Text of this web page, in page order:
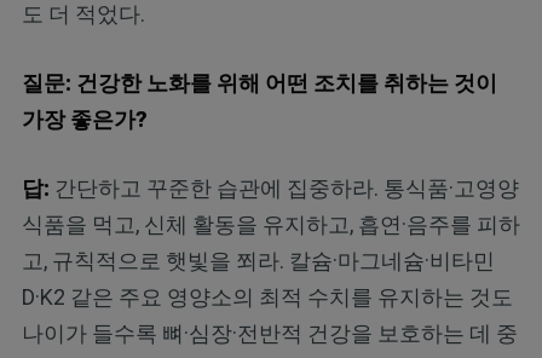
도 더 적었다.
질문: 건강한 노화를 위해 어떤 조치를 취하는 것이
가장 좋은가?
답: 간단하고 꾸준한 습관에 집중하라. 통식품·고영양
식품을 먹고, 신체 활동을 유지하고, 흡연·음주를 피하
고, 규칙적으로 햇빛을 쬐라. 칼슘·마그네슘·비타민
D·K2 같은 주요 영양소의 최적 수치를 유지하는 것도
나이가 들수록 뼈·심장·전반적 건강을 보호하는 데 중